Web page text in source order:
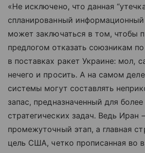
«Не исключено, что данная
спланированный информационный
может заключаться в том, чтобы
предлогом отказать союзникам
в поставках ракет Украине: мол,
нечего и просить. А на самом
системы могут составлять
запас, предназначенный для
стратегических задач. Ведь
промежуточный этап, а главная
цель США, четко прописанная во